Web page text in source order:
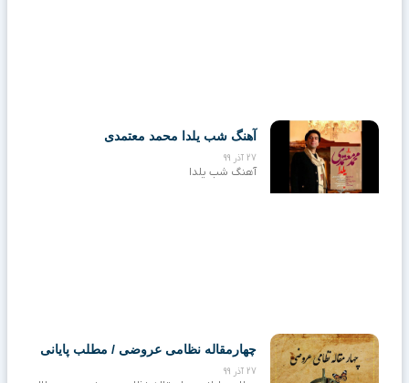
آهنگ شب یلدا محمد معتمدی
27 آذر 99
آهنگ شب یلدا
چهارمقاله نظامی عروضی / مطلب پایانی
27 آذر 99